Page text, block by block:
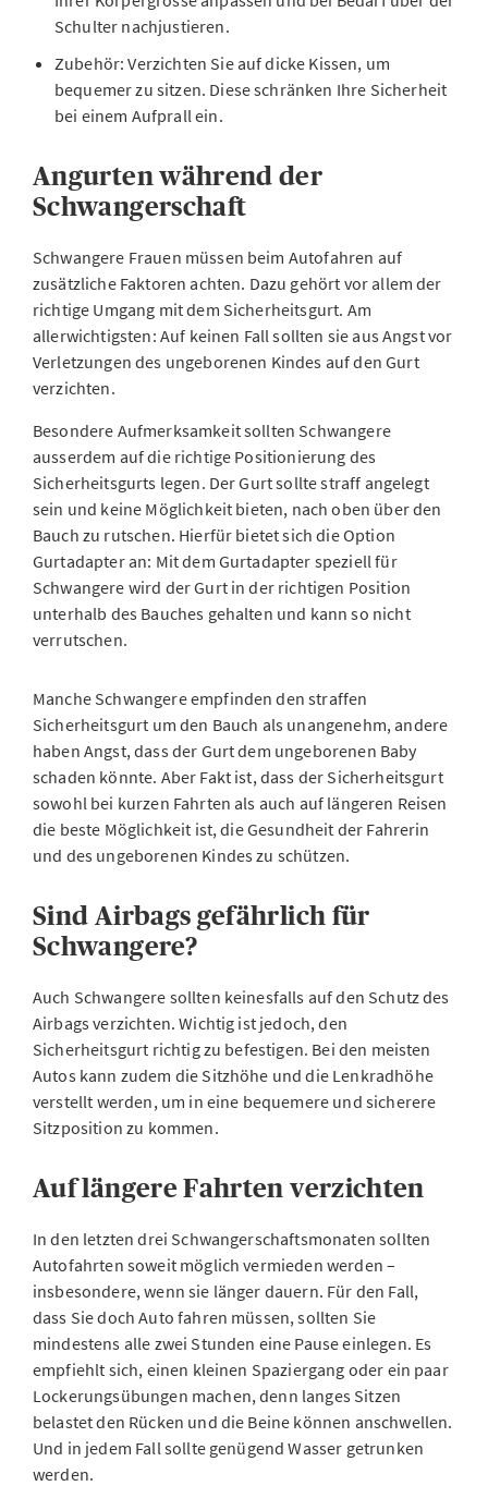
Schulter nachjustieren.
Zubehör: Verzichten Sie auf dicke Kissen, um
bequemer zu sitzen. Diese schränken Ihre Sicherheit
bei einem Aufprall ein.
Angurten während der
Schwangerschaft
Schwangere Frauen müssen beim Autofahren auf
zusätzliche Faktoren achten. Dazu gehört vor allem der
richtige Umgang mit dem Sicherheitsgurt. Am
allerwichtigsten: Auf keinen Fall sollten sie aus Angst vor
Verletzungen des ungeborenen Kindes auf den Gurt
verzichten.
Besondere Aufmerksamkeit sollten Schwangere
ausserdem auf die richtige Positionierung des
Sicherheitsgurts legen. Der Gurt sollte straff angelegt
sein und keine Möglichkeit bieten, nach oben über den
Bauch zu rutschen. Hierfür bietet sich die Option
Gurtadapter an: Mit dem Gurtadapter speziell für
Schwangere wird der Gurt in der richtigen Position
unterhalb des Bauches gehalten und kann so nicht
verrutschen.
Manche Schwangere empfinden den straffen
Sicherheitsgurt um den Bauch als unangenehm, andere
haben Angst, dass der Gurt dem ungeborenen Baby
schaden könnte. Aber Fakt ist, dass der Sicherheitsgurt
sowohl bei kurzen Fahrten als auch auf längeren Reisen
die beste Möglichkeit ist, die Gesundheit der Fahrerin
und des ungeborenen Kindes zu schützen.
Sind Airbags gefährlich für
Schwangere?
Auch Schwangere sollten keinesfalls auf den Schutz des
Airbags verzichten. Wichtig ist jedoch, den
Sicherheitsgurt richtig zu befestigen. Bei den meisten
Autos kann zudem die Sitzhöhe und die Lenkradhöhe
verstellt werden, um in eine bequemere und sicherere
Sitzposition zu kommen.
Auf längere Fahrten verzichten
In den letzten drei Schwangerschaftsmonaten sollten
Autofahrten soweit möglich vermieden werden –
insbesondere, wenn sie länger dauern. Für den Fall,
dass Sie doch Auto fahren müssen, sollten Sie
mindestens alle zwei Stunden eine Pause einlegen. Es
empfiehlt sich, einen kleinen Spaziergang oder ein paar
Lockerungsübungen machen, denn langes Sitzen
belastet den Rücken und die Beine können anschwellen.
Und in jedem Fall sollte genügend Wasser getrunken
werden.